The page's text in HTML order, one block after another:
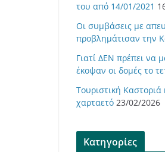
του από 14/01/2021
Οι συμβάσεις με
προβλημάτισαν την
Γιατί ΔΕΝ πρέπει να
έκοψαν οι δομές το
Τουριστική Καστοριά
χαρταετό 23/02/2026
Kατηγορίες